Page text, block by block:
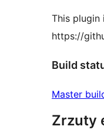
This plugin
https://
Build
Master
Zrzuty